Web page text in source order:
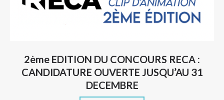
2ème EDITION DU CONCOURS RECA :
CANDIDATURE OUVERTE JUSQU’AU 31
DECEMBRE